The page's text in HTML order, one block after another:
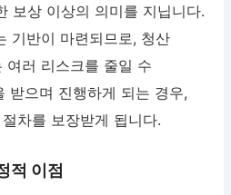
보상 이상의 의미를 지닙니다.
기반이 마련되므로, 청산
여러 리스크를 줄일 수
받으며 진행하게 되는 경우,
차를 보장받게 됩니다.
적 이점